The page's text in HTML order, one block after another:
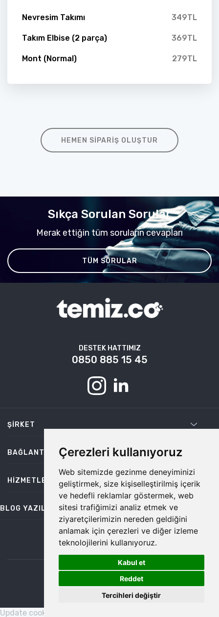
Çerezleri kullanıyoruz
Web sitemizde gezinme deneyiminizi
geliştirmek, size kişiselleştirilmiş içerik
ve hedefli reklamlar göstermek, web
sitesi trafiğimizi analiz etmek ve
ziyaretçilerimizin nereden geldiğini
anlamak için çerezleri ve diğer izleme
teknolojilerini kullanıyoruz.
Kabul et
Reddet
Tercihleri değiştir
Nevresim Takımı 349TL
Takım Elbise (2 parça) 369TL
Mont (Normal) 279TL
HEMEN SIPARIŞ OLUŞTUR
Sıkça Sorulan Sorular
Merak ettiğin tüm soruların cevapları
TÜM SORULAR
DESTEK HATTIMIZ
0850 885 15 45
ŞIRKET
BAĞLANTILAR
HIZMETLER
BLOG YAZILARI
bilgi@temiz.co
©2026 Temiz, Her Hakkı Saklıdır.
Update cookies preferences